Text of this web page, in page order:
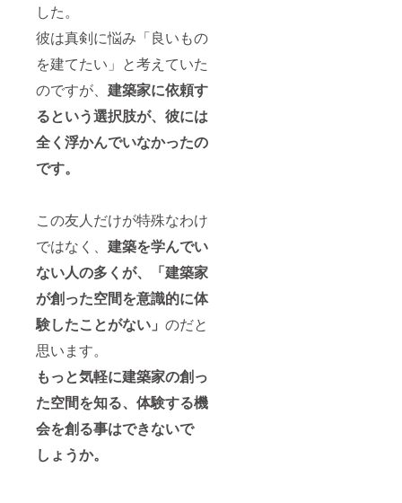
した。
彼は真剣に悩み「良いもの
を建てたい」と考えていた
のですが、 建築家に依頼す
るという選択肢が、彼には
全く浮かんでいなかったの
です。
この友人だけが特殊なわけ
ではなく、 建築を学んでい
ない人の多くが、「建築家
が創った空間を意識的に体
験したことがない」 のだと
思います。
もっと気軽に建築家の創っ
た空間を知る、体験する機
会を創る事はできないで
しょうか。